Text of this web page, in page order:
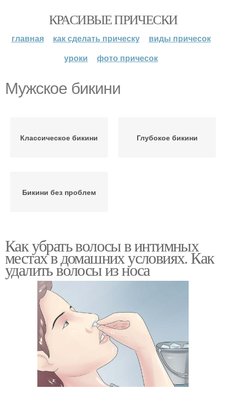
КРАСИВЫЕ ПРИЧЕСКИ
главная как сделать прическу
виды причесок
уроки
фото причесок
Мужское бикини
Классическое бикини Глубокое бикини
Бикини без проблем
Как убрать волосы в интимных
местах в домашних условиях. Как
удалить волосы из носа